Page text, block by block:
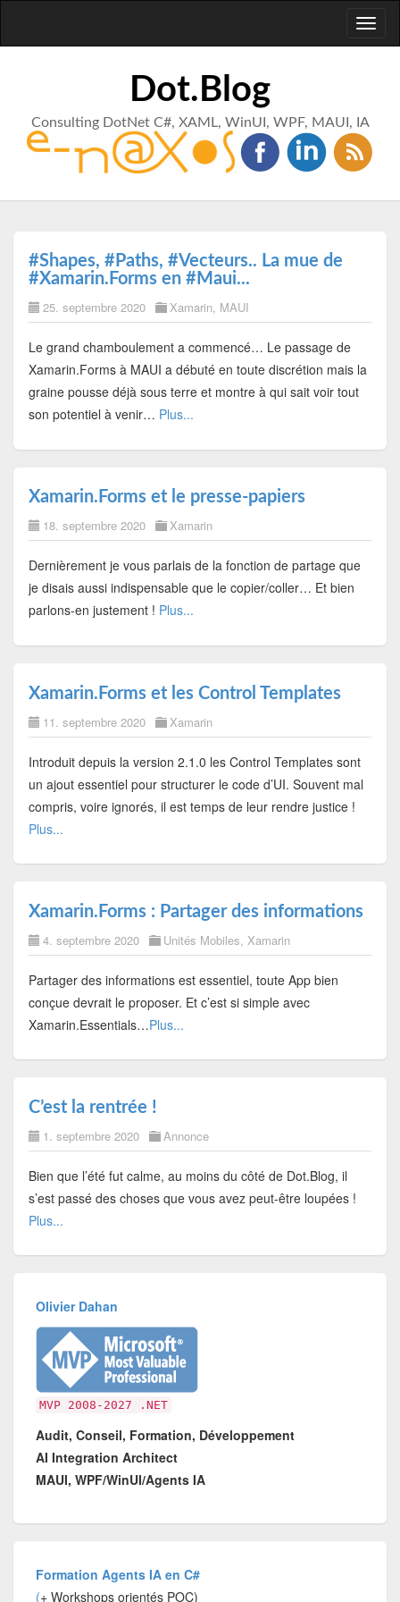
Dot.Blog
Consulting DotNet C#, XAML, WinUI, WPF, MAUI, IA
#Shapes, #Paths, #Vecteurs.. La mue de
#Xamarin.Forms en #Maui...
25. septembre 2020 Xamarin, MAUI
Le grand chamboulement a commencé… Le passage de
Xamarin.Forms à MAUI a débuté en toute discrétion mais la
graine pousse déjà sous terre et montre à qui sait voir tout
son potentiel à venir… Plus...
Xamarin.Forms et le presse-papiers
18. septembre 2020 Xamarin
Dernièrement je vous parlais de la fonction de partage que
je disais aussi indispensable que le copier/coller… Et bien
parlons-en justement ! Plus...
Xamarin.Forms et les Control Templates
11. septembre 2020 Xamarin
Introduit depuis la version 2.1.0 les Control Templates sont
un ajout essentiel pour structurer le code d’UI. Souvent mal
compris, voire ignorés, il est temps de leur rendre justice !
Plus...
Xamarin.Forms : Partager des informations
4. septembre 2020 Unités Mobiles, Xamarin
Partager des informations est essentiel, toute App bien
conçue devrait le proposer. Et c’est si simple avec
Xamarin.Essentials…Plus...
C’est la rentrée !
1. septembre 2020 Annonce
Bien que l’été fut calme, au moins du côté de Dot.Blog, il
s’est passé des choses que vous avez peut-être loupées !
Plus...
Olivier Dahan
MVP 2008-2027 .NET
Audit, Conseil, Formation, Développement
AI Integration Architect
MAUI, WPF/WinUI/Agents IA
Formation Agents IA en C#
(+ Workshops orientés POC)